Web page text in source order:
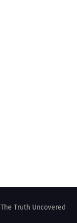
The Truth Uncovered